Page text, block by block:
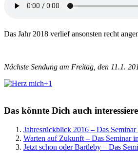
Das Jahr 2018 verlief ansonsten recht
Nächste Sendung am Freitag, den 11.1.
+1
Das könnte Dich auch
Jahresrückblick 2016 – Das
Warten auf Zukunft – Das Seminar
Jetzt schon oder Bartleby – Das